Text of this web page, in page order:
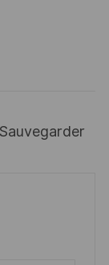
Sauvegarder